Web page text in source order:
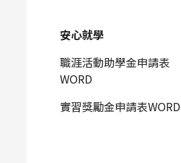
安心就學
職涯活動助學金申請表
WORD
實習獎勵金申請表WORD